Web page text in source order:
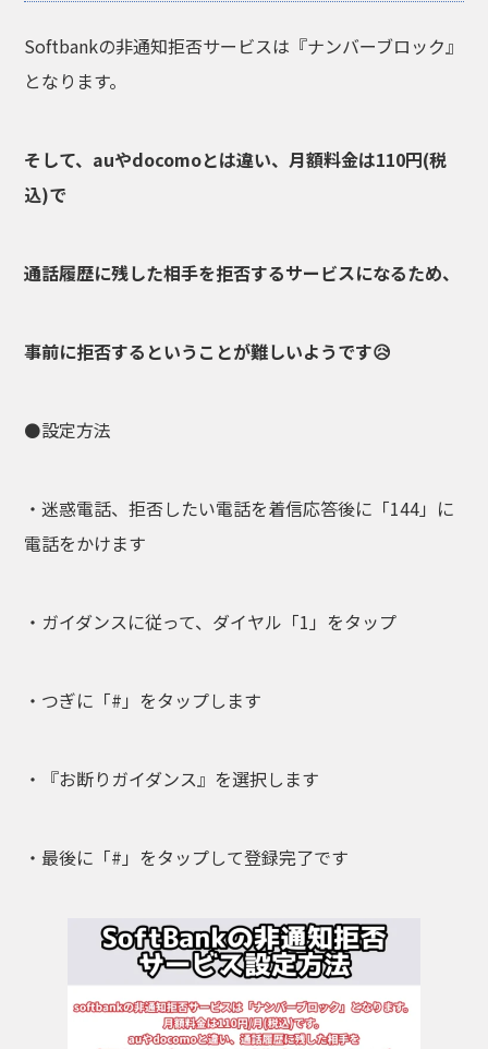
Softbankの非通知拒否サービスは『ナンバーブロック』
となります。
そして、auやdocomoとは違い、月額料金は110円(税
込)で
通話履歴に残した相手を拒否するサービスになるため、
事前に拒否するということが難しいようです😥
⚫設定方法
・迷惑電話、拒否したい電話を着信応答後に「144」に
電話をかけます
・ガイダンスに従って、ダイヤル「1」をタップ
・つぎに「#」をタップします
・『お断りガイダンス』を選択します
・最後に「#」をタップして登録完了です